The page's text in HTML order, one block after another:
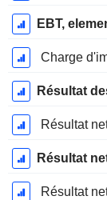
EBT,
Charge
Résultat
Résultat
Résultat